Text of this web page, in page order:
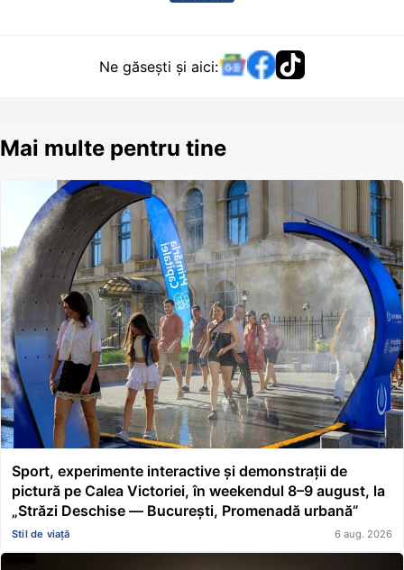
Ne găsești și aici:
Mai multe pentru tine
Sport, experimente interactive și demonstrații de
pictură pe Calea Victoriei, în weekendul 8–9 august, la
„Străzi Deschise — București, Promenadă urbană”
Stil de viață 6 aug. 2026